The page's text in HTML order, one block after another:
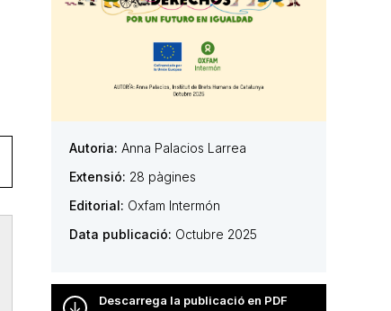
Autoria: Anna Palacios Larrea
Extensió: 28 pàgines
Editorial: Oxfam Intermón
Data publicació: Octubre 2025
Descarrega la publicació en PDF